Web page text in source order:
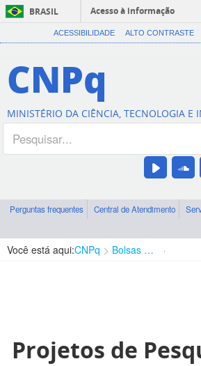
BRASIL
Acesso à informação
ACESSIBILIDADE ALTO CONTRASTE
CNPq
MINISTÉRIO DA CIÊNCIA, TECNOLOGIA E
Perguntas frequentes Central de Atendimento
Você está aqui:CNPq Bolsas e Auxílios Vigentes
Projetos de